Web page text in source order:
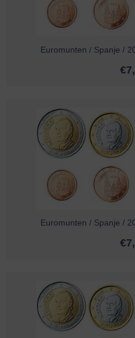
Euromunten / Spanje /
€
Euromunten / Spanje /
€